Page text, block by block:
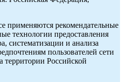
применяются рекомендательные
технологии предоставления
систематизации и анализа
пользователей сети
территории Российской